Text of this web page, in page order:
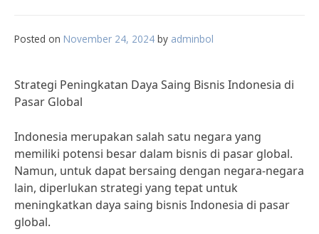
Posted on November 24, 2024 by adminbol
Strategi Peningkatan Daya Saing Bisnis Indonesia di
Pasar Global
Indonesia merupakan salah satu negara yang
memiliki potensi besar dalam bisnis di pasar global.
Namun, untuk dapat bersaing dengan negara-negara
lain, diperlukan strategi yang tepat untuk
meningkatkan daya saing bisnis Indonesia di pasar
global.